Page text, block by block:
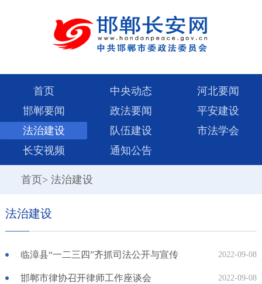
首页 中央动态
河北要闻
邯郸要闻
政法要闻
平安建设
法治建设
队伍建设
市法学会
长安视频
通知公告
首页> 法治建设
法治建设
临漳县“一二三四”齐抓司法公开与宣传 2022-09-08
邯郸市律协召开律师工作座谈会 2022-09-08